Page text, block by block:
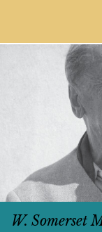
W. Somerset